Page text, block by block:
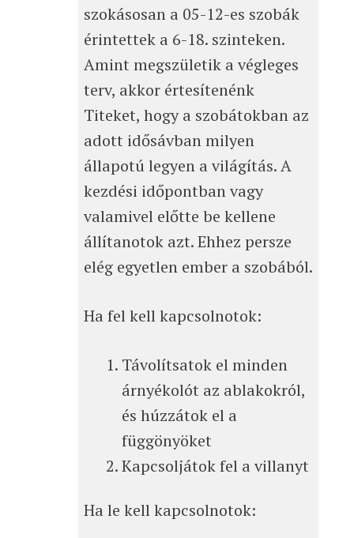
szokásosan a 05-12-es szobák
érintettek a 6-18. szinteken.
Amint megszületik a végleges
terv, akkor értesítenénk
Titeket, hogy a szobátokban az
adott idősávban milyen
állapotú legyen a világítás. A
kezdési időpontban vagy
valamivel előtte be kellene
állítanotok azt. Ehhez persze
elég egyetlen ember a szobából.
Ha fel kell kapcsolnotok:
Távolítsatok el minden
árnyékolót az ablakokról,
és húzzátok el a
függönyöket
Kapcsoljátok fel a villanyt
Ha le kell kapcsolnotok: